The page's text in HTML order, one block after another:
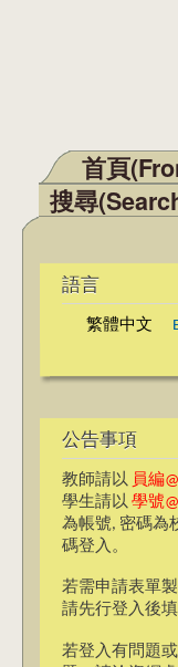
主選單
首頁
搜尋
語言
繁體中文
公告事項
教師請以 員編
學生請以 學號
為帳號, 密碼為
碼登入。
若需申請表單
請先行登入後
若登入有問題